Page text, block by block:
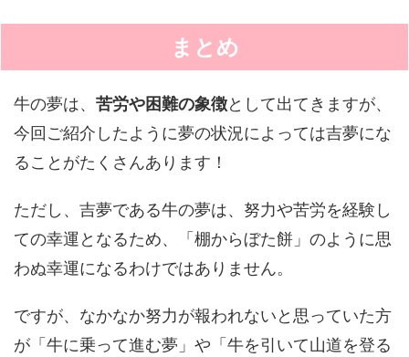
まとめ
牛の夢は、 苦労や困難の象徴として出てきますが、
今回ご紹介したように夢の状況によっては吉夢にな
ることがたくさんあります！
ただし、 吉夢である牛の夢は、努力や苦労を経験し
ての幸運となるため、「棚からぼた餅」のように思
わぬ幸運になるわけではありません。
ですが、なかなか努力が報われないと思っていた方
が「牛に乗って進む夢」や「牛を引いて山道を登る